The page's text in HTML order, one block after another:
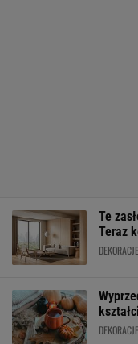
Te
Teraz
DEKORACJE
DEKORACJE